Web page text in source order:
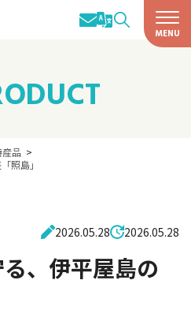
産品
照島」
2026.05.28 2026.05.28
、伊平屋島の